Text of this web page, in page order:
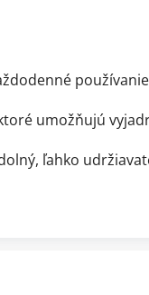
umožňujú
ľahko